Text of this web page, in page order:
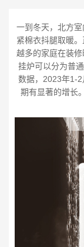
一到冬天，北方
紧棉衣抖腿取暖
越多的家庭在装
挂炉可以分为普
数据，2023年1-
期有显著的增长